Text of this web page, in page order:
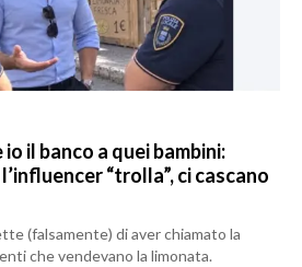
il banco a quei bambini:
“trolla”, ci cascano
(falsamente) di aver chiamato la
che vendevano la limonata.